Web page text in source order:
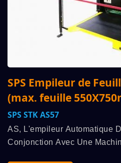
SPS Empileur de
(max. feuille
SPS STK AS57
AS, L'empileur Automatique
Conjonction Avec Une